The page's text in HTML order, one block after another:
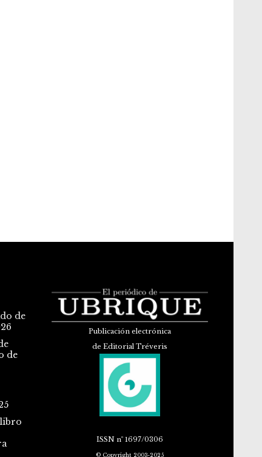
de
de
Publicación electrónica
de Editorial Tréveris
ISSNnº 1697/0306
© Copyright 2003-2025